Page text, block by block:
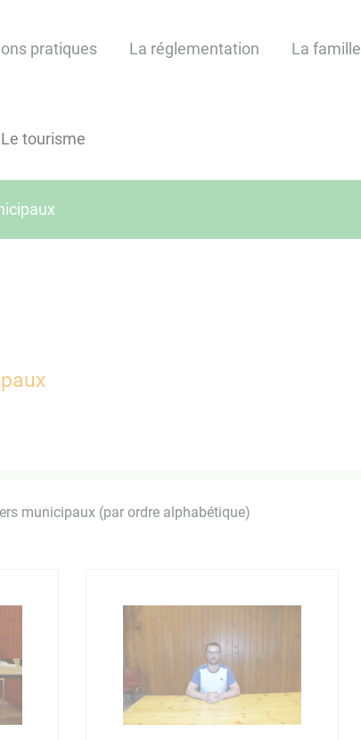
pratiques La réglementation La famille
Le tourisme
municipaux (par ordre alphabétique)